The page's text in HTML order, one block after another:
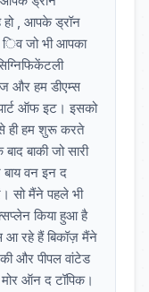
हो , आपके ड्रॉन
िव जो भी आपका
और हम डीएम्स
ऑफ इट। इसको
ही हम शुरू करते
बाकी जो सारी
वन इन द
सो मैंने पहले भी
किया हुआ है
आ रहे हैं बिकॉज़ मैंने
और पीपल वांटेड
ऑन द टॉपिक।